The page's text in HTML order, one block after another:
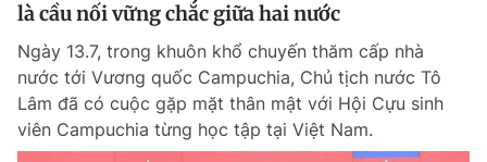
là cầu nối vững chắc giữa hai nước
Ngày 13.7, trong khuôn khổ chuyến thăm cấp nhà
nước tới Vương quốc Campuchia, Chủ tịch nước Tô
Lâm đã có cuộc gặp mặt thân mật với Hội Cựu sinh
viên Campuchia từng học tập tại Việt Nam.